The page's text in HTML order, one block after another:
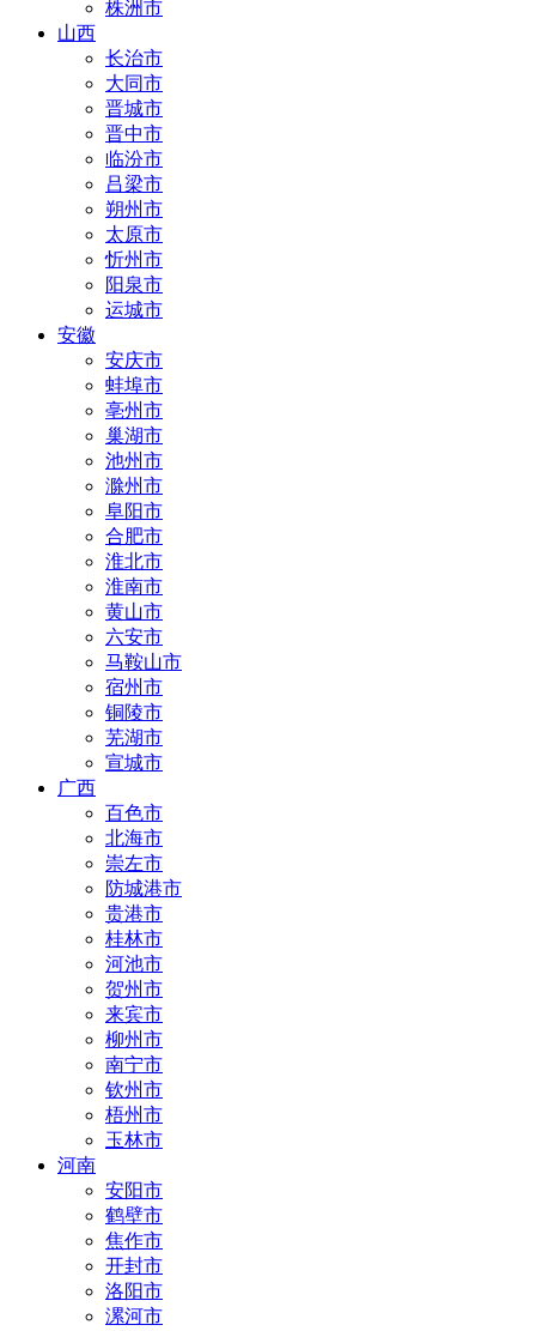
株洲市
山西
长治市
大同市
晋城市
晋中市
临汾市
吕梁市
朔州市
太原市
忻州市
阳泉市
运城市
安徽
安庆市
蚌埠市
亳州市
巢湖市
池州市
滁州市
阜阳市
合肥市
淮北市
淮南市
黄山市
六安市
马鞍山市
宿州市
铜陵市
芜湖市
宣城市
广西
百色市
北海市
崇左市
防城港市
贵港市
桂林市
河池市
贺州市
来宾市
柳州市
南宁市
钦州市
梧州市
玉林市
河南
安阳市
鹤壁市
焦作市
开封市
洛阳市
漯河市